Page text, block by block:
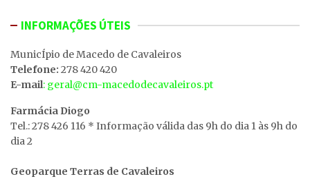
INFORMAÇÕES ÚTEIS
MunicÍpio de Macedo de Cavaleiros
Telefone: 278 420 420
E-mail: geral@cm-macedodecavaleiros.pt
Farmácia Diogo
Tel.: 278 426 116 * Informação válida das 9h do dia 1 às 9h do
dia 2
Geoparque Terras de Cavaleiros